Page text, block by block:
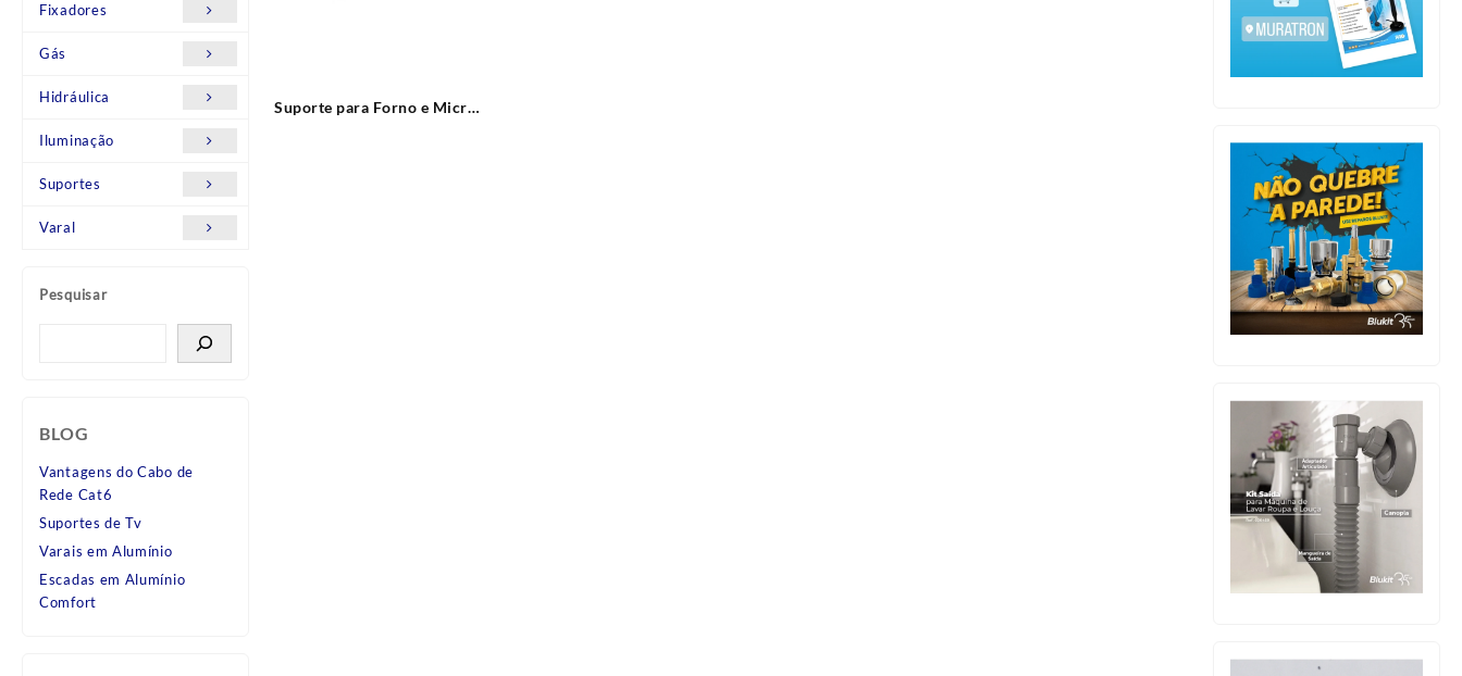
Fixadores
Gás
Hidráulica
Iluminação
Suportes
Varal
Pesquisar
BLOG
Vantagens do Cabo de
Rede Cat6
Suportes de Tv
Varais em Alumínio
Escadas em Alumínio
Comfort
Suporte para Forno e Micro-